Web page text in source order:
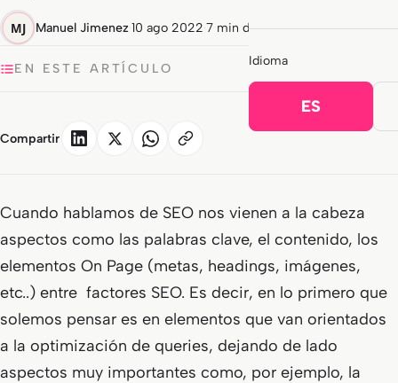
Idioma
ES
Manuel Jimenez·10 ago 2022·7 min de lectura
EN ESTE ARTÍCULO
Compartir
Cuando hablamos de SEO nos vienen a la cabeza
aspectos como las palabras clave, el contenido, los
elementos On Page (metas, headings, imágenes,
etc..) entre factores SEO. Es decir, en lo primero que
solemos pensar es en elementos que van orientados
a la optimización de queries, dejando de lado
aspectos muy importantes como, por ejemplo, la